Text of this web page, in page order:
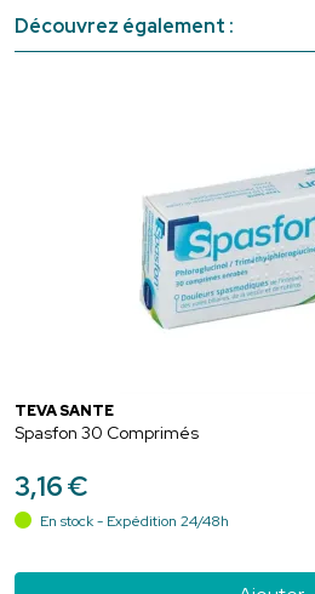
Découvrez également :
TEVA SANTÉ
Spasfon 30 Comprimés
3,16€
En stock - Expédition 24/48h